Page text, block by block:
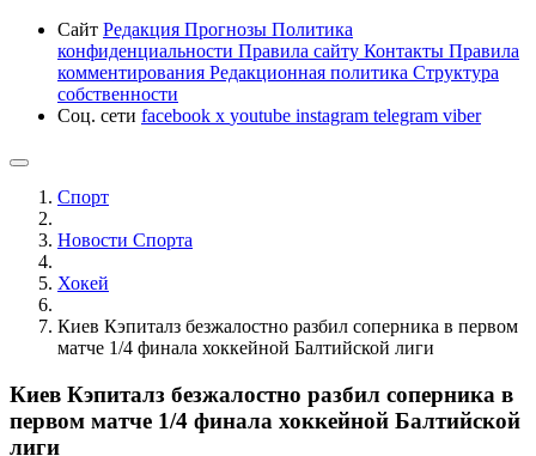
Сайт Редакция Прогнозы Политика
конфиденциальности Правила сайту Контакты Правила
комментирования Редакционная политика Структура
собственности
Соц. сети facebook x youtube instagram telegram viber
Спорт
Новости Cпорта
Хокей
Киев Кэпиталз безжалостно разбил соперника в первом
матче 1/4 финала хоккейной Балтийской лиги
Киев Кэпиталз безжалостно разбил соперника в
первом матче 1/4 финала хоккейной Балтийской
лиги